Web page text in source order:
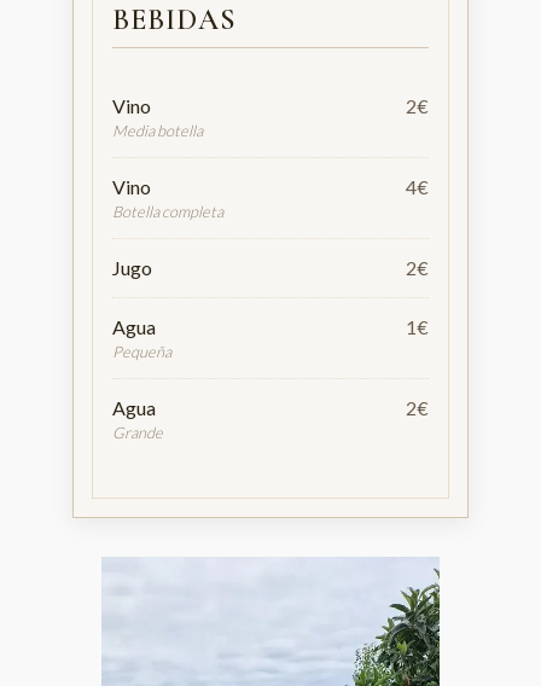
BEBIDAS
Vino
Media botella
2€
Vino
Botella completa
4€
Jugo 2€
Agua
Pequeña
1€
Agua
Grande
2€